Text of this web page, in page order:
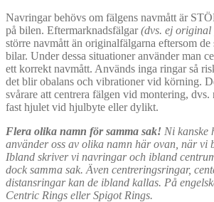
Navringar behövs om fälgens navmått är
på bilen. Eftermarknadsfälgar(dvs. ej
större navmått än originalfälgarna eftersom de
bilar. Under dessa situationer använder man
ett korrekt navmått. Används inga ringar så
det blir obalans och vibrationer vid körning.
svårare att centrera fälgen vid montering, dvs.
fast hjulet vid hjulbyte eller dylikt.
Flera olika namn för samma sak! Ni kanske
använder oss av olika namn här ovan, när vi
Ibland skriver vi navringar och ibland
dock samma sak. Även centreringsringar,
distansringar kan de ibland kallas. På
Centric Rings eller Spigot Rings.